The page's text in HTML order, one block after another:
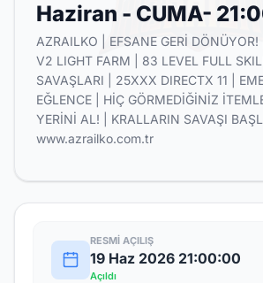
Haziran - CUMA-
AZRAILKO | EFSANE GERİ DÖNÜYOR!
V2 LIGHT FARM | 83 LEVEL FULL
SAVAŞLARI | 25XXX DIRECTX 11 |
EĞLENCE | HİÇ GÖRMEDİĞİNİZ
YERİNİ AL! | KRALLARIN SAVAŞI
www.azrailko.com.tr
RESMI AÇILIŞ
19 Haz 2026 21:00:00
Açıldı